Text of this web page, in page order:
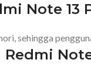
Note 13
sehingga